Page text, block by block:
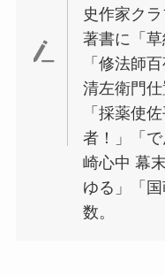
史作家ク
著書に「草
「修法師
清左衛門仕
「採薬使
者！」「
崎心中 幕
ゆる」「
数。